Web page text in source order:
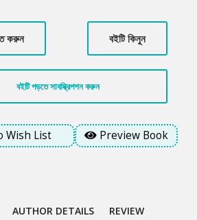
গুরুত্বের সাথে, যে ছিল মুক্তিযুদ্ধের সময়ে নিরাপত্তার
যাওয়া অসহায় মেয়েদের একজন।
করুন বইটি কিনুন
বইটি পড়তে সাবস্ক্রিপশন করুন
Wish List Preview Book
AUTHOR DETAILS REVIEW